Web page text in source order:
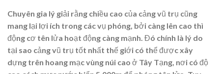
Chuyên gia lý giải rằng chiều cao của cảng vũ trụ cũng
mang lại lợi ích trong các vụ phóng, bởi càng lên cao thì
động cơ tên lửa hoạt động càng mạnh. Đó chính là lý do
tại sao cảng vũ trụ tốt nhất thế giới có thể được xây
dựng trên hoang mạc vùng núi cao ở Tây Tạng, nơi có độ